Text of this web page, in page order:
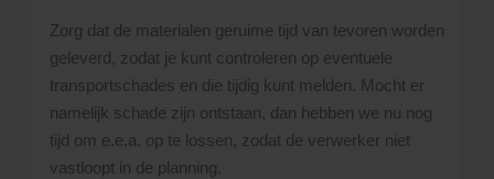
Zorg dat de materialen geruime tijd van tevoren worden
geleverd, zodat je kunt controleren op eventuele
transportschades en die tijdig kunt melden. Mocht er
namelijk schade zijn ontstaan, dan hebben we nu nog
tijd om e.e.a. op te lossen, zodat de verwerker niet
vastloopt in de planning.